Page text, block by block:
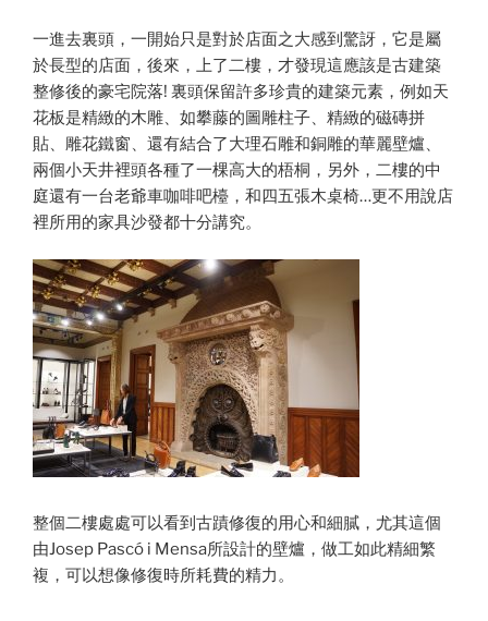
一進去裏頭，一開始只是對於店面之大感到驚訝，它是屬
於長型的店面，後來，上了二樓，才發現這應該是古建築
整修後的豪宅院落! 裏頭保留許多珍貴的建築元素，例如天
花板是精緻的木雕、如攀藤的圖雕柱子、精緻的磁磚拼
貼、雕花鐵窗、還有結合了大理石雕和銅雕的華麗壁爐、
兩個小天井裡頭各種了一棵高大的梧桐，另外，二樓的中
庭還有一台老爺車咖啡吧檯，和四五張木桌椅…更不用說店
裡所用的家具沙發都十分講究。
整個二樓處處可以看到古蹟修復的用心和細膩，尤其這個
由Josep Pascó i Mensa所設計的壁爐，做工如此精細繁
複，可以想像修復時所耗費的精力。